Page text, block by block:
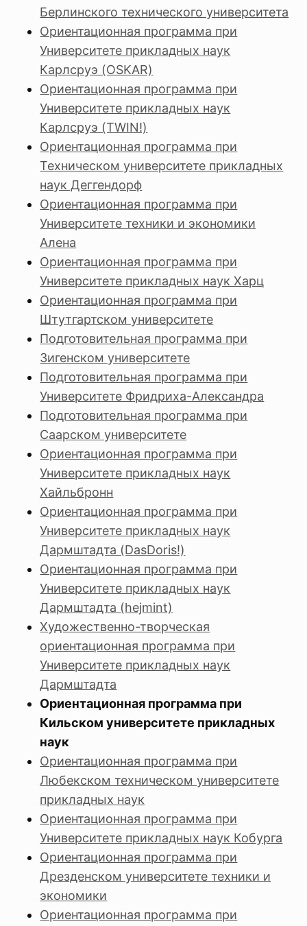
Берлинского технического университета
Ориентационная программа при
Университете прикладных наук
Карлсруэ (OSKAR)
Ориентационная программа при
Университете прикладных наук
Карлсруэ (TWIN!)
Ориентационная программа при
Техническом университете прикладных
наук Деггендорф
Ориентационная программа при
Университете техники и экономики
Алена
Ориентационная программа при
Университете прикладных наук Харц
Ориентационная программа при
Штутгартском университете
Подготовительная программа при
Зигенском университете
Подготовительная программа при
Университете Фридриха-Александра
Подготовительная программа при
Саарском университете
Ориентационная программа при
Университете прикладных наук
Хайльбронн
Ориентационная программа при
Университете прикладных наук
Дармштадта (DasDoris!)
Ориентационная программа при
Университете прикладных наук
Дармштадта (hejmint)
Художественно-творческая
ориентационная программа при
Университете прикладных наук
Дармштадта
Ориентационная программа при
Кильском университете прикладных
наук
Ориентационная программа при
Любекском техническом университете
прикладных наук
Ориентационная программа при
Университете прикладных наук Кобурга
Ориентационная программа при
Дрезденском университете техники и
экономики
Ориентационная программа при